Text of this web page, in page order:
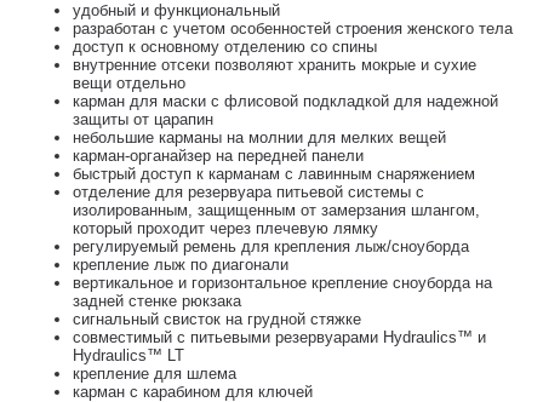
удобный и функциональный
разработан с учетом особенностей строения женского тела
доступ к основному отделению со спины
внутренние отсеки позволяют хранить мокрые и сухие
вещи отдельно
карман для маски с флисовой подкладкой для надежной
защиты от царапин
небольшие карманы на молнии для мелких вещей
карман-органайзер на передней панели
быстрый доступ к карманам с лавинным снаряжением
отделение для резервуара питьевой системы с
изолированным, защищенным от замерзания шлангом,
который проходит через плечевую лямку
регулируемый ремень для крепления лыж/сноуборда
крепление лыж по диагонали
вертикальное и горизонтальное крепление сноуборда на
задней стенке рюкзака
сигнальный свисток на грудной стяжке
совместимый с питьевыми резервуарами Hydraulics™ и
Hydraulics™ LT
крепление для шлема
карман с карабином для ключей